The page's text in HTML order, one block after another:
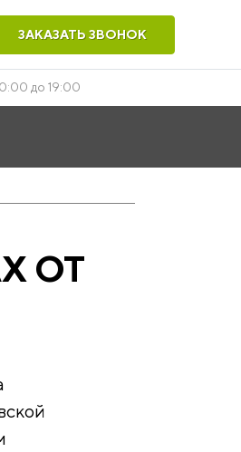
ЗАКАЗАТЬ ЗВОНОК
до 19:00
ОТ